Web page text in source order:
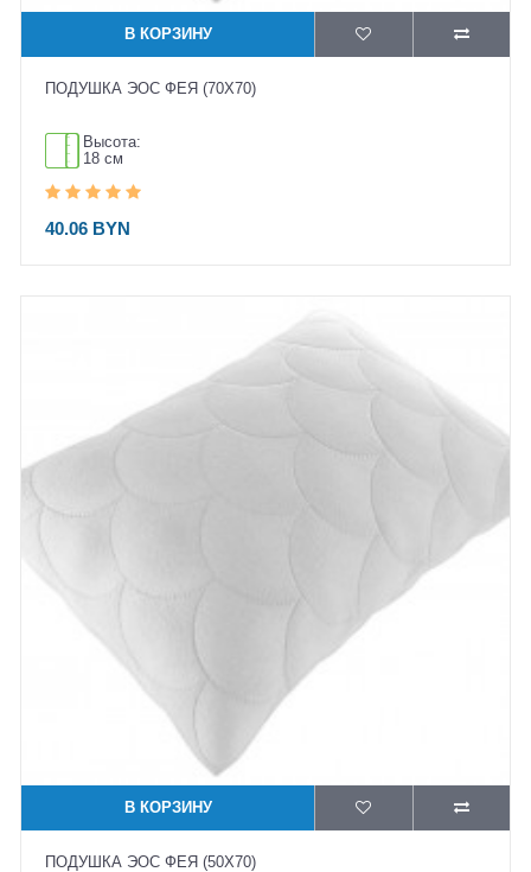
В КОРЗИНУ
ПОДУШКА ЭОС ФЕЯ (70X70)
Высота:
18 см
40.06 BYN
В КОРЗИНУ
ПОДУШКА ЭОС ФЕЯ (50X70)